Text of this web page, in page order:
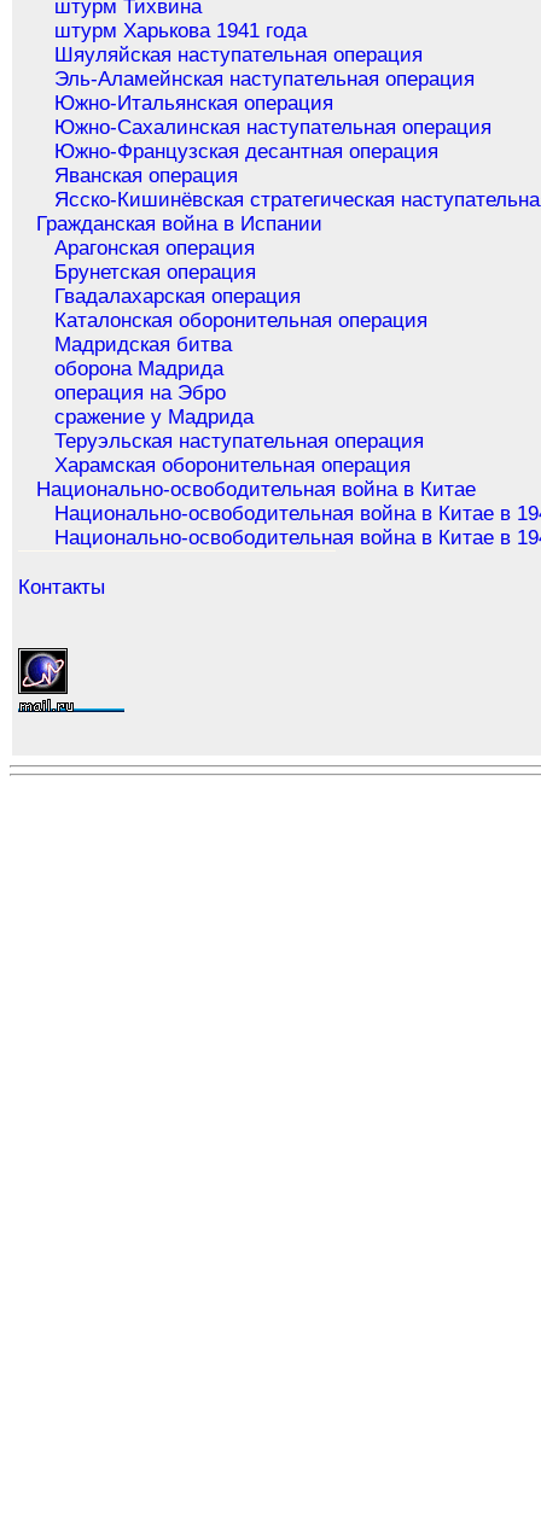
штурм Тихвина
штурм Харькова 1941 года
Шяуляйская наступательная операция
Эль-Аламейнская наступательная операция
Южно-Итальянская операция
Южно-Сахалинская наступательная операция
Южно-Французская десантная операция
Яванская операция
Ясско-Кишинёвская стратегическая
Гражданская война в Испании
Арагонская операция
Брунетская операция
Гвадалахарская операция
Каталонская оборонительная операция
Мадридская битва
оборона Мадрида
операция на Эбро
сражение у Мадрида
Теруэльская наступательная операция
Харамская оборонительная операция
Национально-освободительная война в Китае
Национально-освободительная война в Китае в
Национально-освободительная война в Китае в
Контакты